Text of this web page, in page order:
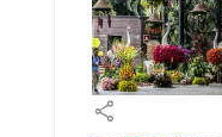
share